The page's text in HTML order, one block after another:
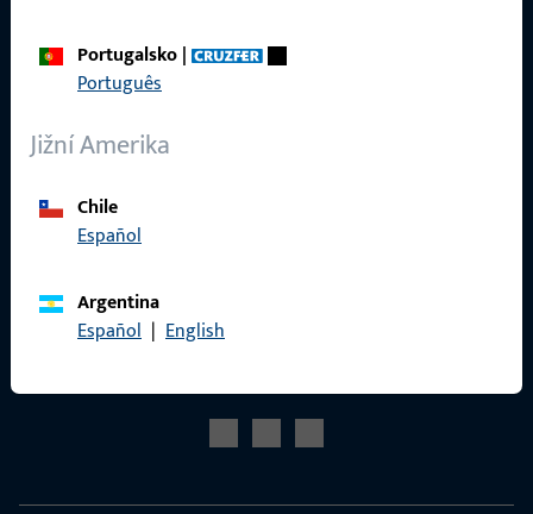
Portugalsko|
Português
Jižní Amerika
Chile
Español
Argentina
Español | English